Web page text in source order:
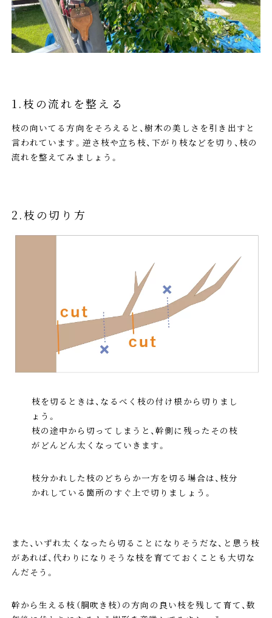
1.枝の流れを整える
枝の向いてる方向をそろえると、樹木の美しさを引き出すと
言われています。逆さ枝や立ち枝、下がり枝などを切り、枝の
流れを整えてみましょう。
2.枝の切り方
枝を切るときは、なるべく枝の付け根から切りまし
ょう。
枝の途中から切ってしまうと、幹側に残ったその枝
がどんどん太くなっていきます。
枝分かれした枝のどちらか一方を切る場合は、枝分
かれしている箇所のすぐ上で切りましょう。
また、いずれ太くなったら切ることになりそうだな、と思う枝
があれば、代わりになりそうな枝を育てておくことも大切な
んだそう。
幹から生える枝（胴吹き枝）の方向の良い枝を残して育て、数